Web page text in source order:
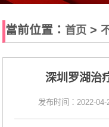
當前位置： 首页 >
深圳罗湖治
发布时间：2022-